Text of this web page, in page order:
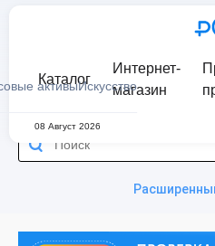
активыИскусство
Каталог
Интернет-
магазин
08 Август 2026